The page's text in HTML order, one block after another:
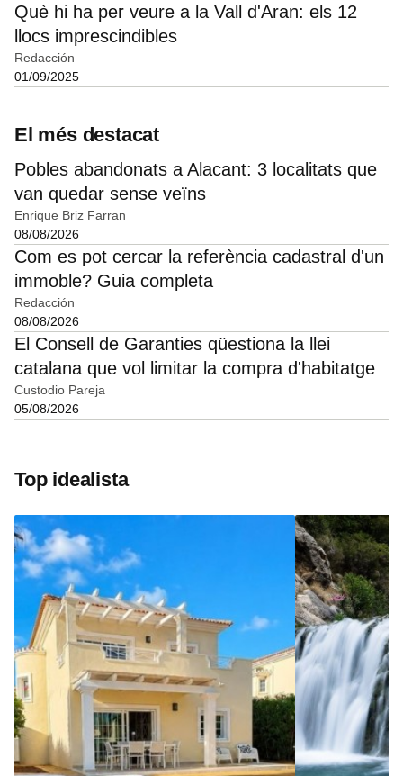
Què hi ha per veure a la Vall d'Aran: els 12
llocs imprescindibles
Redacción
01/09/2025
El més destacat
Pobles abandonats a Alacant: 3 localitats que
van quedar sense veïns
Enrique Briz Farran
08/08/2026
Com es pot cercar la referència cadastral d'un
immoble? Guia completa
Redacción
08/08/2026
El Consell de Garanties qüestiona la llei
catalana que vol limitar la compra d'habitatge
Custodio Pareja
05/08/2026
Top idealista